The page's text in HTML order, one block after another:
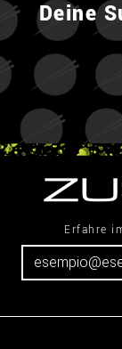
Deine
Erfahre